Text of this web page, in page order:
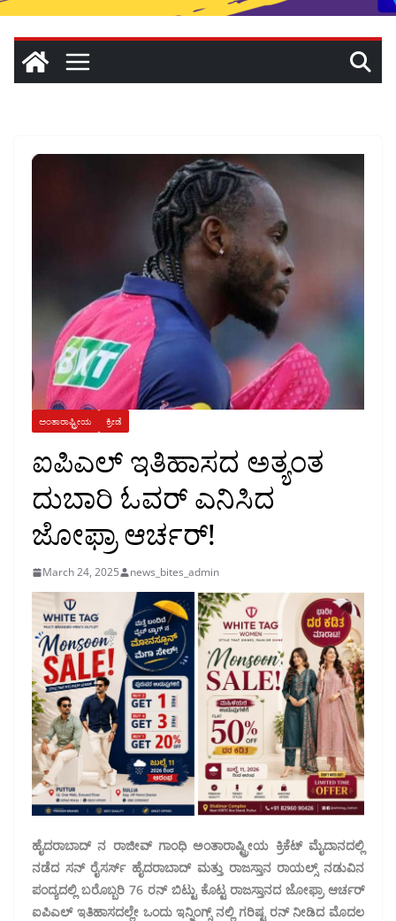
ಅಂತಾರಾಷ್ಟ್ರೀಯ ಕ್ರೀಡೆ
ಐಪಿಎಲ್ ಇತಿಹಾಸದ ಅತ್ಯಂತ
ದುಬಾರಿ ಓವರ್ ಎನಿಸಿದ
ಜೋಫ್ರಾ ಆರ್ಚರ್!
March 24, 2025 news_bites_admin
ಹೈದರಾಬಾದ್ ನ ರಾಜೀವ್ ಗಾಂಧಿ ಅಂತಾರಾಷ್ಟ್ರೀಯ ಕ್ರಿಕೆಟ್ ಮೈದಾನದಲ್ಲಿ
ನಡೆದ ಸನ್ ರೈಸರ್ಸ್ ಹೈದರಾಬಾದ್ ಮತ್ತು ರಾಜಸ್ತಾನ ರಾಯಲ್ಸ್ ನಡುವಿನ
ಪಂದ್ಯದಲ್ಲಿ ಬರೊಬ್ಬರಿ 76 ರನ್ ಬಿಟ್ಟು ಕೊಟ್ಟ ರಾಜಸ್ತಾನದ ಜೋಫ್ರಾ ಆರ್ಚರ್
ಐಪಿಎಲ್ ಇತಿಹಾಸದಲ್ಲೇ ಒಂದು ಇನ್ನಿಂಗ್ಸ್ ನಲ್ಲಿ ಗರಿಷ್ಟ ರನ್ ನೀಡಿದ ಮೊದಲ